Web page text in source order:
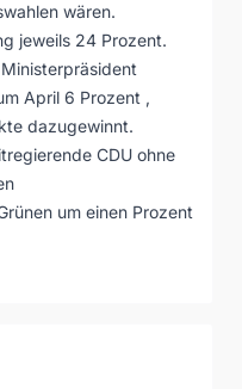
wären.
jeweils 24 Prozent.
April 6 Prozent ,
dazugewinnt.
CDU ohne
um einen Prozent